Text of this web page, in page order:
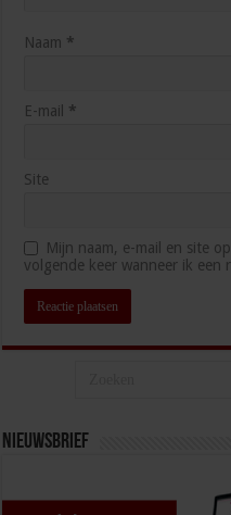
Naam *
E-mail *
Site
Mijn naam, e-mail en site
volgende keer wanneer ik een
Nieuwsbrief